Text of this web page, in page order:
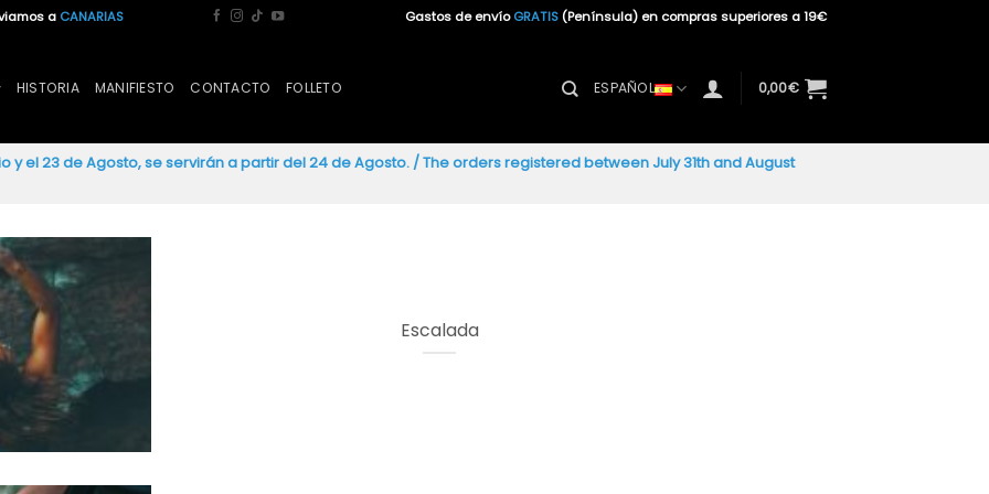
a CANARIAS Gastos de envíoGRATIS (Península) en compras superiores a 19€
HISTORIA MANIFIESTO CONTACTO FOLLETO ESPAÑOL 0,00€
y el 23 de Agosto, se servirán a partir del 24 de Agosto. / The orders registered between July 31th and August
Escalada